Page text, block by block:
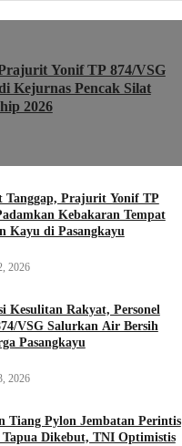
Yonif TP 874/VSG
Kejurnas Pencak Silat
2026
Tanggap, Prajurit Yonif TP
Kebakaran Tempat
Kayu di Pasangkayu
2026
Kesulitan Rakyat, Personel
VSG Salurkan Air Bersih
Pasangkayu
2026
Tiang Pylon Jembatan Perintis
Dikebut, TNI Optimistis